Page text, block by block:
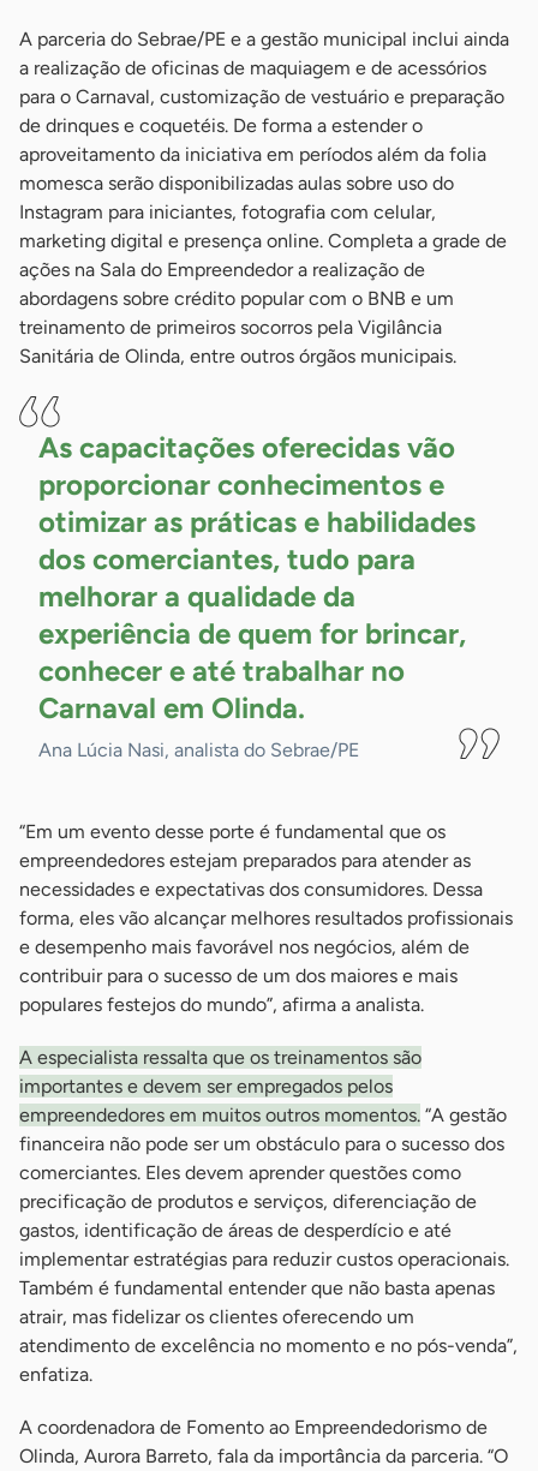
A parceria do Sebrae/PE e a gestão municipal inclui ainda
a realização de oficinas de maquiagem e de acessórios
para o Carnaval, customização de vestuário e preparação
de drinques e coquetéis. De forma a estender o
aproveitamento da iniciativa em períodos além da folia
momesca serão disponibilizadas aulas sobre uso do
Instagram para iniciantes, fotografia com celular,
marketing digital e presença online. Completa a grade de
ações na Sala do Empreendedor a realização de
abordagens sobre crédito popular com o BNB e um
treinamento de primeiros socorros pela Vigilância
Sanitária de Olinda, entre outros órgãos municipais.
As capacitações oferecidas vão
proporcionar conhecimentos e
otimizar as práticas e habilidades
dos comerciantes, tudo para
melhorar a qualidade da
experiência de quem for brincar,
conhecer e até trabalhar no
Carnaval em Olinda.
Ana Lúcia Nasi, analista do Sebrae/PE
“Em um evento desse porte é fundamental que os
empreendedores estejam preparados para atender as
necessidades e expectativas dos consumidores. Dessa
forma, eles vão alcançar melhores resultados profissionais
e desempenho mais favorável nos negócios, além de
contribuir para o sucesso de um dos maiores e mais
populares festejos do mundo”, afirma a analista.
A especialista ressalta que os treinamentos são
importantes e devem ser empregados pelos
empreendedores em muitos outros momentos. “A gestão
financeira não pode ser um obstáculo para o sucesso dos
comerciantes. Eles devem aprender questões como
precificação de produtos e serviços, diferenciação de
gastos, identificação de áreas de desperdício e até
implementar estratégias para reduzir custos operacionais.
Também é fundamental entender que não basta apenas
atrair, mas fidelizar os clientes oferecendo um
atendimento de excelência no momento e no pós-venda”,
enfatiza.
A coordenadora de Fomento ao Empreendedorismo de
Olinda, Aurora Barreto, fala da importância da parceria. “O